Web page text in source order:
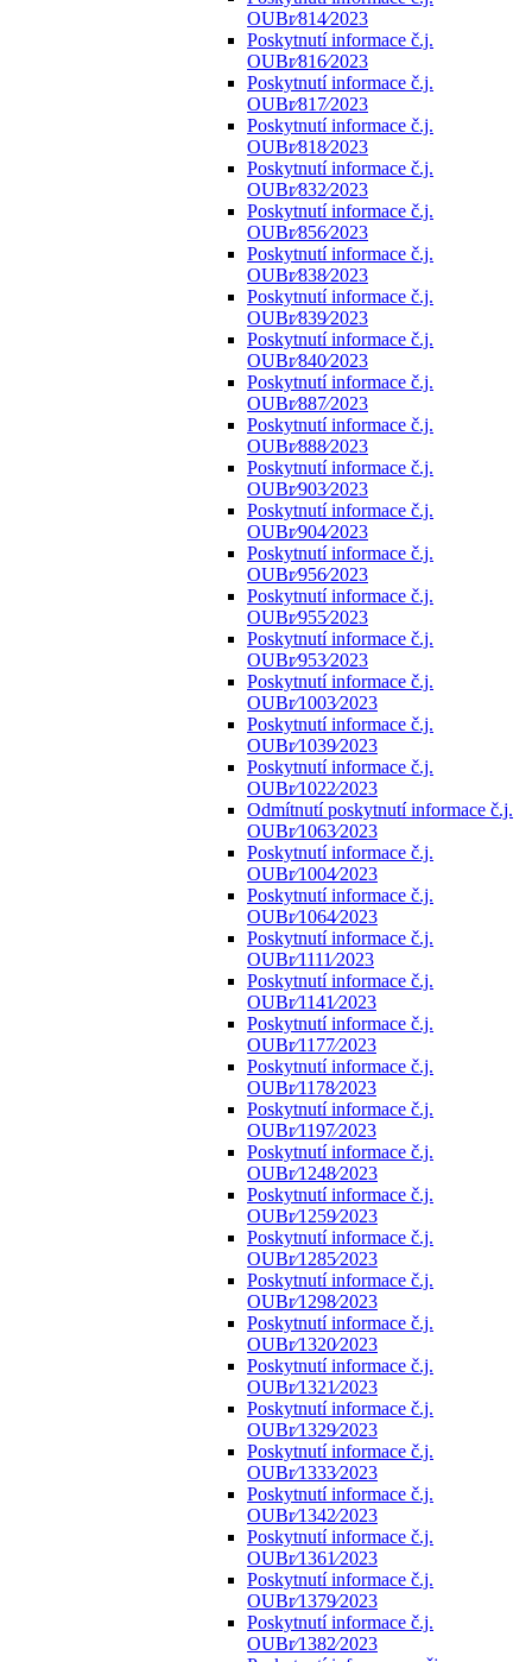
OUBr⁄814⁄2023
Poskytnutí informace č.j.
OUBr⁄816⁄2023
Poskytnutí informace č.j.
OUBr⁄817⁄2023
Poskytnutí informace č.j.
OUBr⁄818⁄2023
Poskytnutí informace č.j.
OUBr⁄832⁄2023
Poskytnutí informace č.j.
OUBr⁄856⁄2023
Poskytnutí informace č.j.
OUBr⁄838⁄2023
Poskytnutí informace č.j.
OUBr⁄839⁄2023
Poskytnutí informace č.j.
OUBr⁄840⁄2023
Poskytnutí informace č.j.
OUBr⁄887⁄2023
Poskytnutí informace č.j.
OUBr⁄888⁄2023
Poskytnutí informace č.j.
OUBr⁄903⁄2023
Poskytnutí informace č.j.
OUBr⁄904⁄2023
Poskytnutí informace č.j.
OUBr⁄956⁄2023
Poskytnutí informace č.j.
OUBr⁄955⁄2023
Poskytnutí informace č.j.
OUBr⁄953⁄2023
Poskytnutí informace č.j.
OUBr⁄1003⁄2023
Poskytnutí informace č.j.
OUBr⁄1039⁄2023
Poskytnutí informace č.j.
OUBr⁄1022⁄2023
Odmítnutí poskytnutí informace č.j.
OUBr⁄1063⁄2023
Poskytnutí informace č.j.
OUBr⁄1004⁄2023
Poskytnutí informace č.j.
OUBr⁄1064⁄2023
Poskytnutí informace č.j.
OUBr⁄1111⁄2023
Poskytnutí informace č.j.
OUBr⁄1141⁄2023
Poskytnutí informace č.j.
OUBr⁄1177⁄2023
Poskytnutí informace č.j.
OUBr⁄1178⁄2023
Poskytnutí informace č.j.
OUBr⁄1197⁄2023
Poskytnutí informace č.j.
OUBr⁄1248⁄2023
Poskytnutí informace č.j.
OUBr⁄1259⁄2023
Poskytnutí informace č.j.
OUBr⁄1285⁄2023
Poskytnutí informace č.j.
OUBr⁄1298⁄2023
Poskytnutí informace č.j.
OUBr⁄1320⁄2023
Poskytnutí informace č.j.
OUBr⁄1321⁄2023
Poskytnutí informace č.j.
OUBr⁄1329⁄2023
Poskytnutí informace č.j.
OUBr⁄1333⁄2023
Poskytnutí informace č.j.
OUBr⁄1342⁄2023
Poskytnutí informace č.j.
OUBr⁄1361⁄2023
Poskytnutí informace č.j.
OUBr⁄1379⁄2023
Poskytnutí informace č.j.
OUBr⁄1382⁄2023